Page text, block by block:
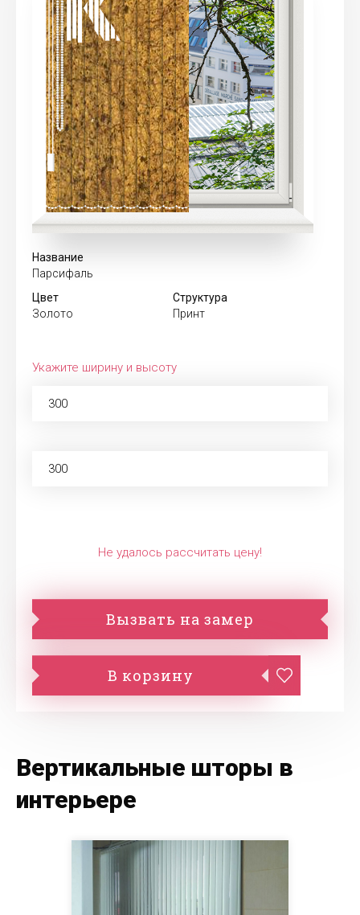
Название
Парсифаль
Цвет
Золото
Структура
Принт
Укажите ширину и высоту
Не удалось рассчитать цену!
Вызвать на замер
В корзину
Вертикальные шторы в
интерьере